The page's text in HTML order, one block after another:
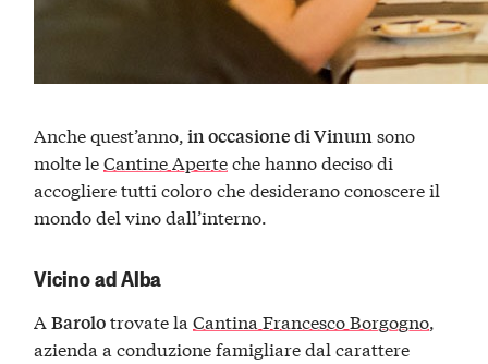
Anche quest’anno,in occasione di Vinumsono
molte leCantine Aperteche hanno deciso di
accogliere tutti coloro che desiderano conoscere il
mondo del vino dall’interno.
Vicino ad Alba
ABarolotrovate laCantina Francesco Borgogno,
azienda a conduzione famigliare dal carattere